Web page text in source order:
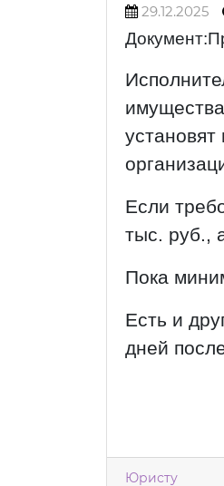
29.12.2025
Если
тыс. руб.,
Пока
Есть и
дней
Юристу